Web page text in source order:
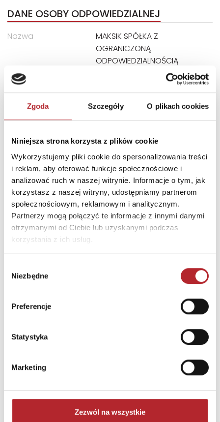
Zgoda Szczegóły O plikach cookies
Niniejsza strona korzysta z plików cookie
Wykorzystujemy pliki cookie do spersonalizowania treści
i reklam, aby oferować funkcje społecznościowe i
analizować ruch w naszej witrynie. Informacje o tym, jak
korzystasz z naszej witryny, udostępniamy partnerom
społecznościowym, reklamowym i analitycznym.
Partnerzy mogą połączyć te informacje z innymi danymi
otrzymanymi od Ciebie lub uzyskanymi podczas
korzystania z ich usług.
zgody
Niezbędne
Preferencje
Statystyka
Marketing
Zezwól na wszystkie
DANE OSOBY ODPOWIEDZIALNEJ
Nazwa
MAKSIK SPÓŁKA Z
OGRANICZONĄ
ODPOWIEDZIALNOŚCIĄ
Ulica
Kod pocztowy
42-600
Miasto
Tarnowskie Góry
INNI KLIENCI KUPOWALI
Zaloguj się, aby kupić
NAJCZĘŚCIEJ KUPOWANE zobacz więcej